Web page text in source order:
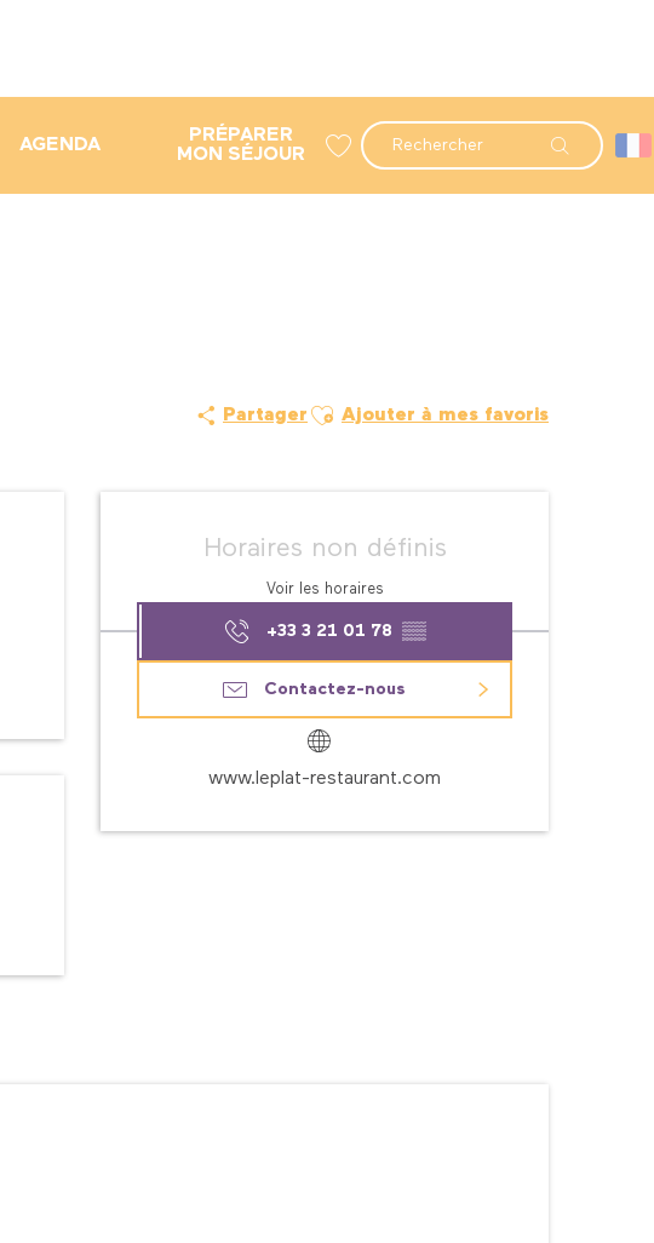
Recherche
AGENDA
PRÉPARER
MON SÉJOUR
Partager Ajouter aux favoris
Ajouter à mes favoris
Ouverture et
Horaires non définis
Voir les horaires
+33 3 21 01 78 ▒▒
Contactez-nous
www.leplat-restaurant.com